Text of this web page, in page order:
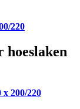
220
hoeslaken
x 200/220